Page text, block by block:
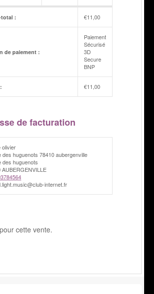
: €11,00
de paiement :
Paiement
Sécurisé
3D
Secure
BNP
€11,00
de facturation
olivier
des huguenots 78410 aubergenville
des huguenots
AUBERGENVILLE
internet.fr
cette vente.